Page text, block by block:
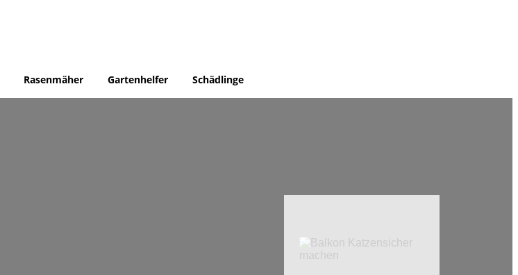
Rasenmäher Gartenhelfer Schädlinge